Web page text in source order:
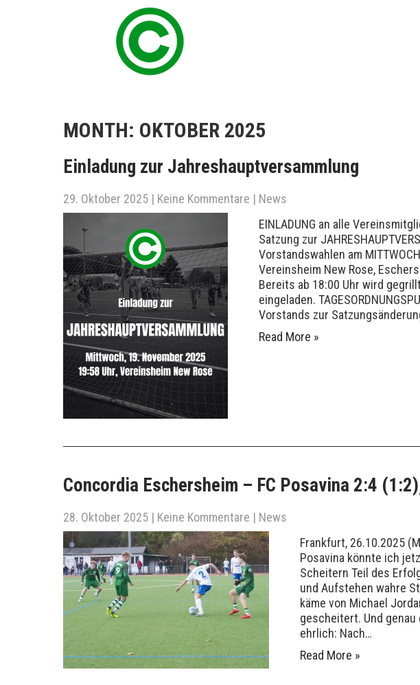
MONTH: OKTOBER 2025
Einladung zur Jahreshauptversammlung
29. Oktober 2025 | Keine Kommentare | News
EINLADUNG an alle
Satzung zur
Vorstandswahlen am
Vereinsheim New Rose,
Bereits ab 18:00 Uhr wird
eingeladen.
Vorstands zur
Read More »
Concordia Eschersheim – FC Posavina 2:4
28. Oktober 2025 | Keine Kommentare | News
Frankfurt, 26.10.2025
Posavina könnte ich
Scheitern Teil des
und Aufstehen wahre
käme von Michael
gescheitert. Und genau
ehrlich: Nach…
Read More »